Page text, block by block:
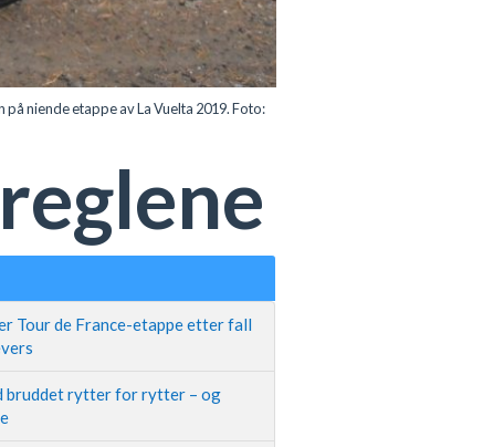
niende etappe av La Vuelta 2019. Foto:
Tour de France-etappe etter fall
bruddet rytter for rytter – og